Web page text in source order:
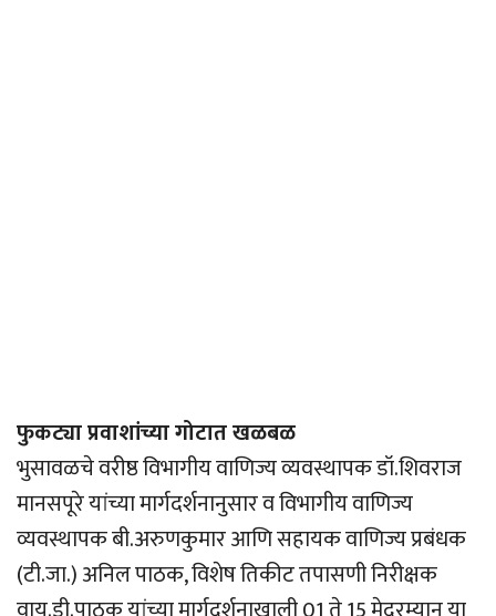
फुकट्या प्रवाशांच्या गोटात खळबळ
भुसावळचे वरीष्ठ विभागीय वाणिज्य व्यवस्थापक डॉ.शिवराज
मानसपूरे यांच्या मार्गदर्शनानुसार व विभागीय वाणिज्य
व्यवस्थापक बी.अरुणकुमार आणि सहायक वाणिज्य प्रबंधक
(टी.जा.) अनिल पाठक, विशेष तिकीट तपासणी निरीक्षक